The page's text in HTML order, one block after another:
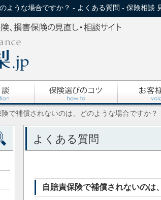
ような場合ですか？ - よくある質問 - 保険相談
で補償されないのは、どのような場合ですか？
よくある質問
自賠責保険で補償されないのは